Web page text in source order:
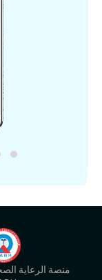
منصة الرعاية